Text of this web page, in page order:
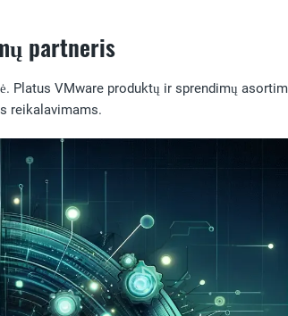
partneris
VMware produktų ir sprendimų
reikalavimams.